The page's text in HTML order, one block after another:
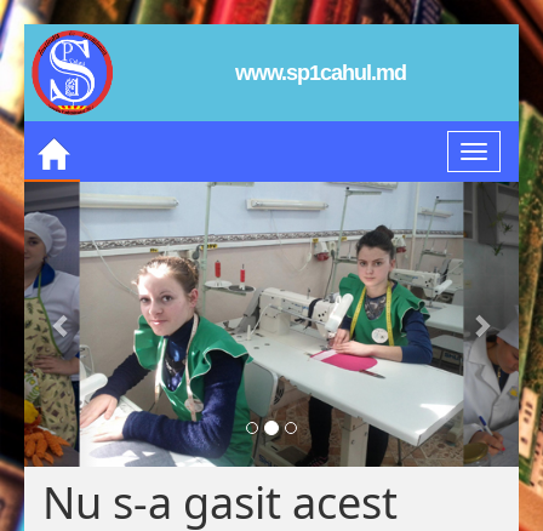
www.sp1cahul.md
Nu s-a gasit acest